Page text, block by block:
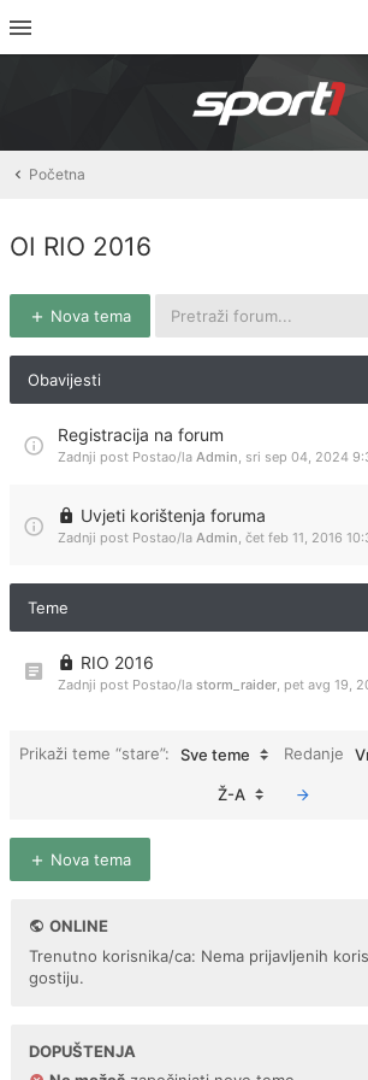
Početna
OI RIO 2016
Nova tema
Obavijesti
Registracija na forum
Zadnji post Postao/la Admin, sri sep 04, 2024
Uvjeti korištenja foruma
Zadnji post Postao/la Admin, čet feb 11, 2016
Teme
RIO 2016
Zadnji post Postao/la storm_raider, pet avg 19,
Prikaži teme “stare”: Sve teme Redanje
Ž-A
Nova tema
ONLINE
Trenutno korisnika/ca: Nema prijavljenih
gostiju.
DOPUŠTENJA